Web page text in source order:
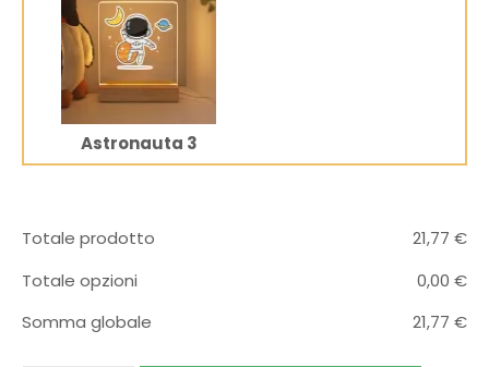
Astronauta 3
Totale prodotto 21,77 €
Totale opzioni
0,00 €
Somma globale
21,77 €